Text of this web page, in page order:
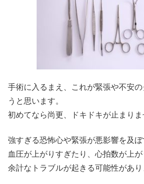
手術に入るまえ、これが緊張や不安
うと思います。
初めてなら尚更、ドキドキが止まりま
強すぎる恐怖心や緊張が悪影響を及ぼ
血圧が上がりすぎたり、心拍数が上
余計なトラブルが起きる可能性があり